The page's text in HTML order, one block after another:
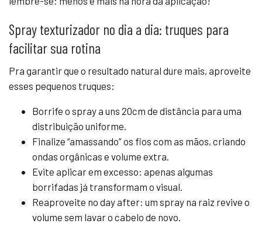
Spray texturizador no dia a dia: truques para
facilitar sua rotina
Pra garantir que o resultado natural dure mais, aproveite
esses pequenos truques:
Borrife o spray a uns 20cm de distância para uma
distribuição uniforme.
Finalize “amassando” os fios com as mãos, criando
ondas orgânicas e volume extra.
Evite aplicar em excesso: apenas algumas
borrifadas já transformam o visual.
Reaproveite no day after: um spray na raiz revive o
volume sem lavar o cabelo de novo.